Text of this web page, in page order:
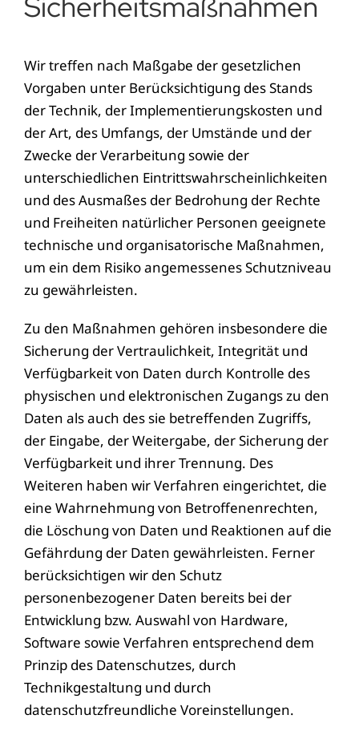
Wir treffen nach Maßgabe der gesetzlichen
Vorgaben unter Berücksichtigung des Stands
der Technik, der Implementierungskosten und
der Art, des Umfangs, der Umstände und der
Zwecke der Verarbeitung sowie der
unterschiedlichen Eintrittswahrscheinlichkeiten
und des Ausmaßes der Bedrohung der Rechte
und Freiheiten natürlicher Personen geeignete
technische und organisatorische Maßnahmen,
um ein dem Risiko angemessenes Schutzniveau
zu gewährleisten.
Zu den Maßnahmen gehören insbesondere die
Sicherung der Vertraulichkeit, Integrität und
Verfügbarkeit von Daten durch Kontrolle des
physischen und elektronischen Zugangs zu den
Daten als auch des sie betreffenden Zugriffs,
der Eingabe, der Weitergabe, der Sicherung der
Verfügbarkeit und ihrer Trennung. Des
Weiteren haben wir Verfahren eingerichtet, die
eine Wahrnehmung von Betroffenenrechten,
die Löschung von Daten und Reaktionen auf die
Gefährdung der Daten gewährleisten. Ferner
berücksichtigen wir den Schutz
personenbezogener Daten bereits bei der
Entwicklung bzw. Auswahl von Hardware,
Software sowie Verfahren entsprechend dem
Prinzip des Datenschutzes, durch
Technikgestaltung und durch
datenschutzfreundliche Voreinstellungen.